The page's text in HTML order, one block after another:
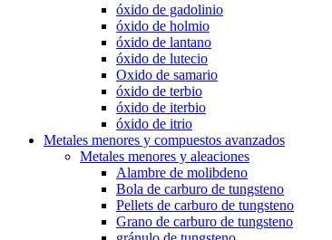
óxido de gadolinio
óxido de holmio
óxido de lantano
óxido de lutecio
Oxido de samario
óxido de terbio
óxido de iterbio
óxido de itrio
Metales menores y compuestos avanzados
Metales menores y aleaciones
Alambre de molibdeno
Bola de carburo de tungsteno
Pellets de carburo de tungsteno
Grano de carburo de tungsteno